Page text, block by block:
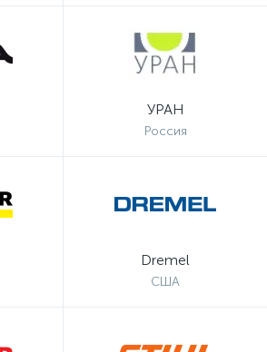
УРАН
Россия
Dremel
США